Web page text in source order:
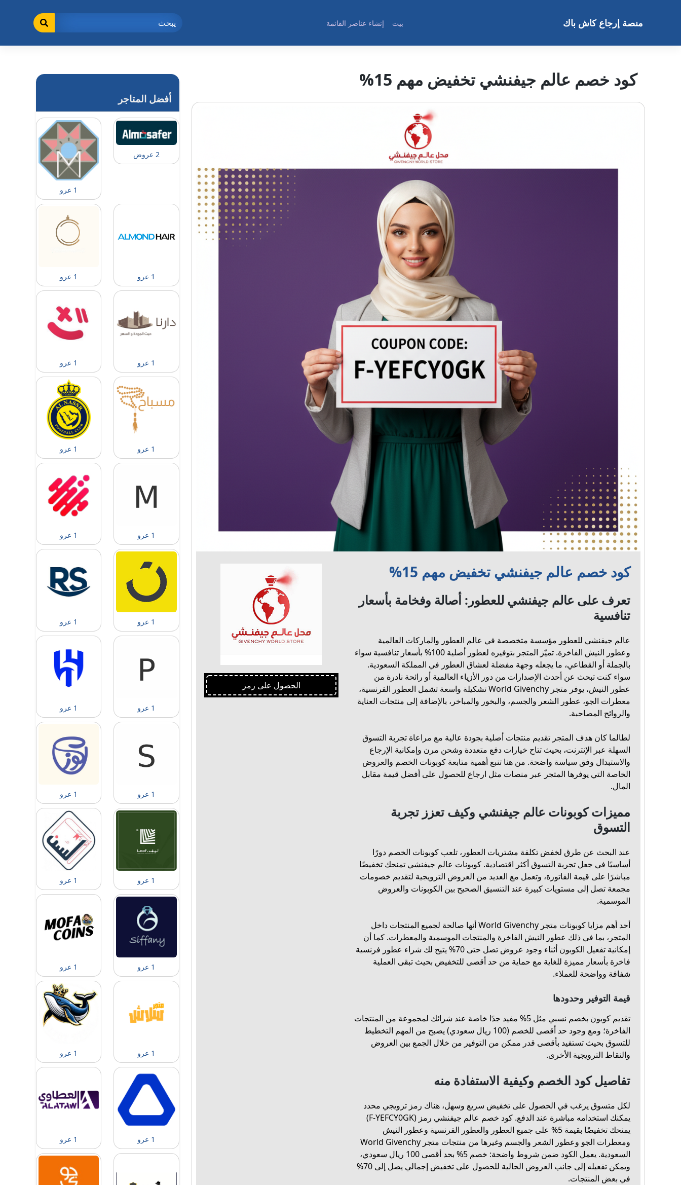
منصة إرجاع كاش باك بيت إنشاء عناصر القائمة
كود خصم عالم جيفنشي تخفيض مهم 15%
كود خصم عالم جيفنشي تخفيض مهم 15%
تعرف على عالم جيفنشي للعطور: أصالة وفخامة بأسعار
تنافسية
عالم جيفنشي للعطور مؤسسة متخصصة في عالم العطور والماركات العالمية
وعطور النيش الفاخرة. تميّز المتجر بتوفيره لعطور أصلية 100% بأسعار تنافسية سواء
بالجملة أو القطاعي، ما يجعله وجهة مفضلة لعشاق العطور في المملكة السعودية.
سواء كنت تبحث عن أحدث الإصدارات من دور الأزياء العالمية أو رائحة نادرة من
عطور النيش، يوفر متجر World Givenchy تشكيلة واسعة تشمل العطور الفرنسية،
معطرات الجو، عطور الشعر والجسم، والبخور والمباخر، بالإضافة إلى منتجات العناية
والروائح المصاحبة.
لطالما كان هدف المتجر تقديم منتجات أصلية بجودة عالية مع مراعاة تجربة التسوق
السهلة عبر الإنترنت، بحيث تتاح خيارات دفع متعددة وشحن مرن وإمكانية الإرجاع
والاستبدال وفق سياسة واضحة. من هنا تنبع أهمية متابعة كوبونات الخصم والعروض
الخاصة التي يوفرها المتجر عبر منصات مثل ارجاع للحصول على أفضل قيمة مقابل
المال.
مميزات كوبونات عالم جيفنشي وكيف تعزز تجربة
التسوق
عند البحث عن طرق لخفض تكلفة مشتريات العطور، تلعب كوبونات الخصم دورًا
أساسيًا في جعل تجربة التسوق أكثر اقتصادية. كوبونات عالم جيفنشي تمنحك تخفيضًا
مباشرًا على قيمة الفاتورة، وتعمل مع العديد من العروض الترويجية لتقديم خصومات
مجمعة تصل إلى مستويات كبيرة عند التنسيق الصحيح بين الكوبونات والعروض
الموسمية.
أحد أهم مزايا كوبونات متجر World Givenchy أنها صالحة لجميع المنتجات داخل
المتجر، بما في ذلك عطور النيش الفاخرة والمنتجات الموسمية والمعطرات. كما أن
إمكانية تفعيل الكوبون أثناء وجود عروض تصل حتى 70% يتيح لك شراء عطور فرنسية
فاخرة بأسعار مميزة للغاية مع حماية من حد أقصى للتخفيض بحيث تبقى العملية
شفافة وواضحة للعملاء.
قيمة التوفير وحدودها
تقديم كوبون بخصم نسبي مثل 5% مفيد جدًا خاصة عند شرائك لمجموعة من المنتجات
الفاخرة؛ ومع وجود حد أقصى للخصم (100 ريال سعودي) يصبح من المهم التخطيط
للتسوق بحيث تستفيد بأقصى قدر ممكن من التوفير من خلال الجمع بين العروض
والنقاط الترويجية الأخرى.
تفاصيل كود الخصم وكيفية الاستفادة منه
لكل متسوق يرغب في الحصول على تخفيض سريع وسهل، هناك رمز ترويجي محدد
يمكنك استخدامه مباشرة عند الدفع. كود خصم عالم جيفنشي رمز (F-YEFCY0GK)
يمنحك تخفيضًا بقيمة 5% على جميع العطور والعطور الفرنسية وعطور النيش
ومعطرات الجو وعطور الشعر والجسم وغيرها من منتجات متجر World Givenchy
السعودية. يعمل الكود ضمن شروط واضحة: خصم 5% بحد أقصى 100 ريال سعودي،
ويمكن تفعيله إلى جانب العروض الحالية للحصول على تخفيض إجمالي يصل إلى 70%
في بعض المنتجات.
الحصول على رمز
أفضل المتاجر
2 عروض
1 عرو
1 عرو 1 عرو
1 عرو 1 عرو
1 عرو 1 عرو
1 عرو 1 عرو
1 عرو 1 عرو
1 عرو 1 عرو
1 عرو 1 عرو
1 عرو 1 عرو
1 عرو 1 عرو
1 عرو 1 عرو
1 عرو 1 عرو